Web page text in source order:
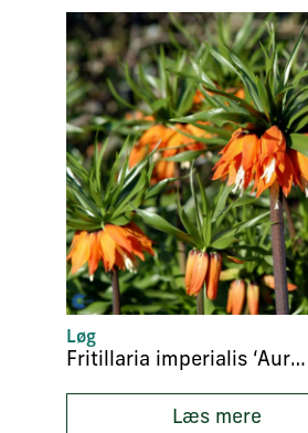
Løg
Fritillaria imperialis ‘Aurora’
Læs mere